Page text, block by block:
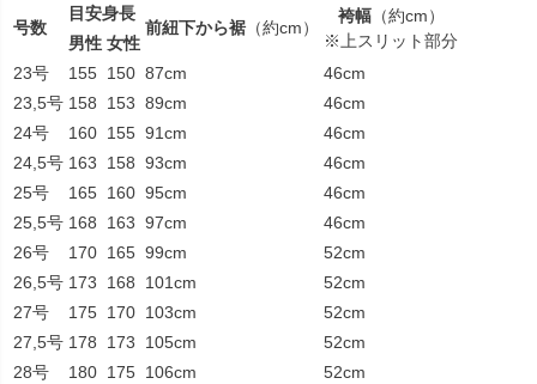
号数
目安身長
前紐下から裾 （約cm）
袴幅（約cm）
※上スリット部分
男性 女性
23号
155 150 87cm
46cm
23,5号 158 153 89cm
46cm
24号
160 155 91cm
46cm
24,5号 163 158 93cm
46cm
25号
165 160 95cm
46cm
25,5号 168 163 97cm
46cm
26号
170 165 99cm
52cm
26,5号 173 168 101cm
52cm
27号
175 170 103cm
52cm
27,5号 178 173 105cm
52cm
28号
180 175 106cm
52cm